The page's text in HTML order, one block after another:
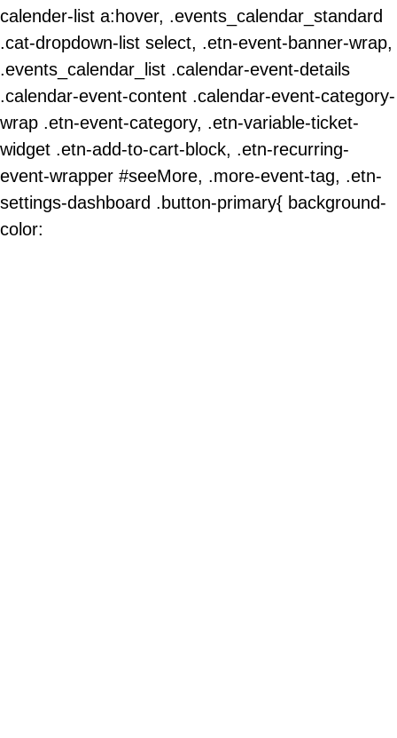
calender-list a:hover, .events_calendar_standard
.cat-dropdown-list select, .etn-event-banner-wrap,
.events_calendar_list .calendar-event-details
.calendar-event-content .calendar-event-category-
wrap .etn-event-category, .etn-variable-ticket-
widget .etn-add-to-cart-block, .etn-recurring-
event-wrapper #seeMore, .more-event-tag, .etn-
settings-dashboard .button-primary{ background-
color: